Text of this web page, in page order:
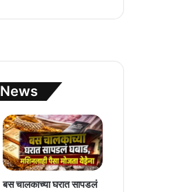
बस चालकाच्या घरात सापडलं